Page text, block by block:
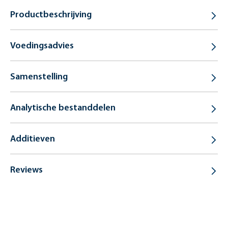
Productbeschrijving
Voedingsadvies
Samenstelling
Analytische bestanddelen
Additieven
Reviews